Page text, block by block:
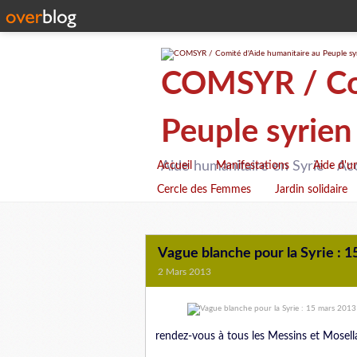
COMSYR /
Peuple syrien
Aide humanitaire en Syrie -
Accueil Manifestations Aide
Cercle des Femmes Jardin solidaire
Vague blanche pour la Syrie :
2 Mars 2013
rendez-vous à tous les Messins et